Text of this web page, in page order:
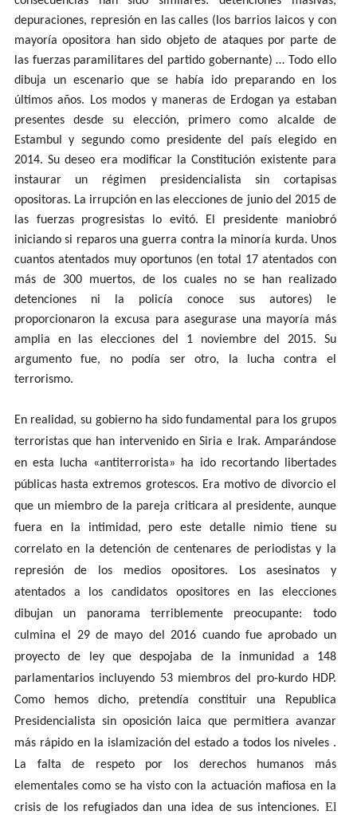
depuraciones, represión en las calles (los barrios laicos y con
mayoría opositora han sido objeto de ataques por parte de
las fuerzas paramilitares del partido gobernante) … Todo ello
dibuja un escenario que se había ido preparando en los
últimos años. Los modos y maneras de Erdogan ya estaban
presentes desde su elección, primero como alcalde de
Estambul y segundo como presidente del país elegido en
2014. Su deseo era modificar la Constitución existente para
instaurar un régimen presidencialista sin cortapisas
opositoras. La irrupción en las elecciones de junio del 2015 de
las fuerzas progresistas lo evitó. El presidente maniobró
iniciando si reparos una guerra contra la minoría kurda. Unos
cuantos atentados muy oportunos (en total 17 atentados con
más de 300 muertos, de los cuales no se han realizado
detenciones ni la policía conoce sus autores) le
proporcionaron la excusa para asegurase una mayoría más
amplia en las elecciones del 1 noviembre del 2015. Su
argumento fue, no podía ser otro, la lucha contra el
terrorismo.
En realidad, su gobierno ha sido fundamental para los grupos
terroristas que han intervenido en Siria e Irak. Amparándose
en esta lucha «antiterrorista» ha ido recortando libertades
públicas hasta extremos grotescos. Era motivo de divorcio el
que un miembro de la pareja criticara al presidente, aunque
fuera en la intimidad, pero este detalle nimio tiene su
correlato en la detención de centenares de periodistas y la
represión de los medios opositores. Los asesinatos y
atentados a los candidatos opositores en las elecciones
dibujan un panorama terriblemente preocupante: todo
culmina el 29 de mayo del 2016 cuando fue aprobado un
proyecto de ley que despojaba de la inmunidad a 148
parlamentarios incluyendo 53 miembros del pro-kurdo HDP.
Como hemos dicho, pretendía constituir una Republica
Presidencialista sin oposición laica que permitiera avanzar
más rápido en la islamización del estado a todos los niveles .
La falta de respeto por los derechos humanos más
elementales como se ha visto con la actuación mafiosa en la
crisis de los refugiados dan una idea de sus intenciones. El